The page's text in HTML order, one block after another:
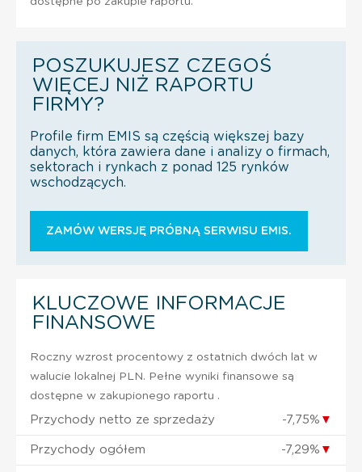
POSZUKUJESZ CZEGOŚ
WIĘCEJ NIŻ RAPORTU
FIRMY?
Profile firm EMIS są częścią większej bazy
danych, która zawiera dane i analizy o firmach,
sektorach i rynkach z ponad 125 rynków
wschodzących.
ZAMÓW WERSJĘ PRÓBNĄ SERWISU EMIS.
KLUCZOWE INFORMACJE
FINANSOWE
Roczny wzrost procentowy z ostatnich dwóch lat w
walucie lokalnej PLN. Pełne wyniki finansowe są
dostępne w zakupionego raportu .
Przychody netto ze sprzedaży -7,75% ▼
Przychody ogółem -7,29% ▼